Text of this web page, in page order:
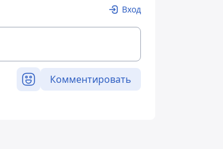
Вход
Комментировать